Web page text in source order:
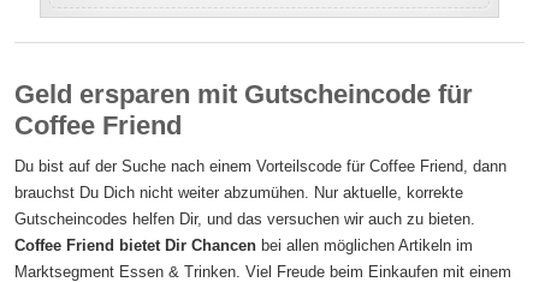
Geld ersparen mit Gutscheincode für
Coffee Friend
Du bist auf der Suche nach einem Vorteilscode für Coffee Friend, dann
brauchst Du Dich nicht weiter abzumühen. Nur aktuelle, korrekte
Gutscheincodes helfen Dir, und das versuchen wir auch zu bieten.
Coffee Friend bietet Dir Chancen bei allen möglichen Artikeln im
Marktsegment Essen & Trinken. Viel Freude beim Einkaufen mit einem